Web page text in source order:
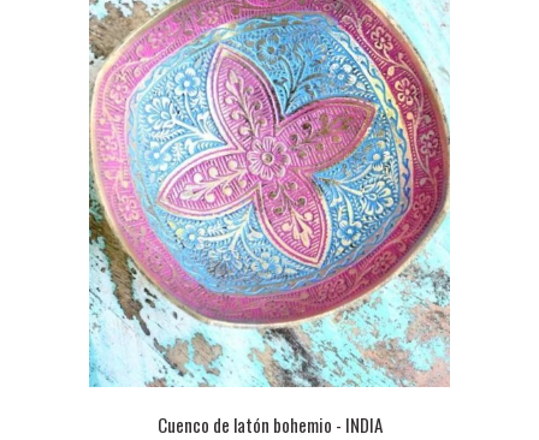
Cuenco de latón bohemio - INDIA